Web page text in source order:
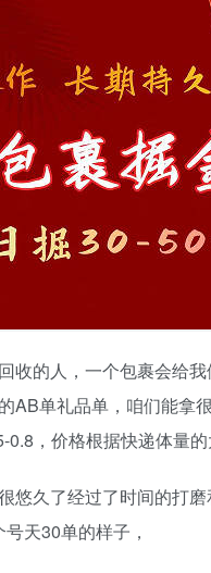
收的人，一个包裹会给
单礼品单，咱们能拿
0.8，价格根据快递体量
悠久了经过了时间的打
天30单的样子，